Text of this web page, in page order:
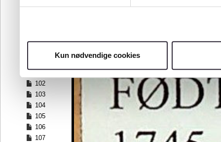
Kun nødvendige cookies
95
98
101
102
103
104
105
106
107